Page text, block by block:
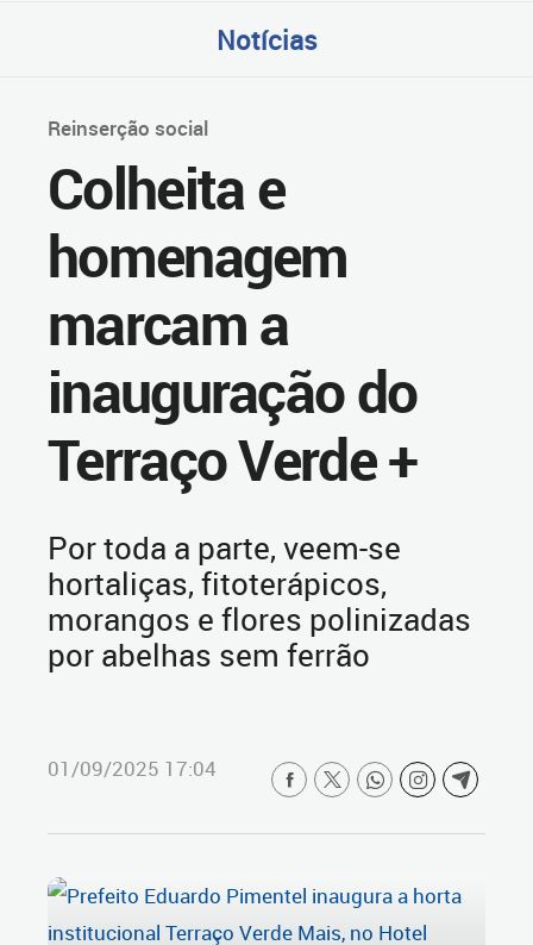
Notícias
Reinserção social
Colheita e
homenagem
marcam a
inauguração do
Terraço Verde +
Por toda a parte, veem-se
hortaliças, fitoterápicos,
morangos e flores polinizadas
por abelhas sem ferrão
01/09/2025 17:04